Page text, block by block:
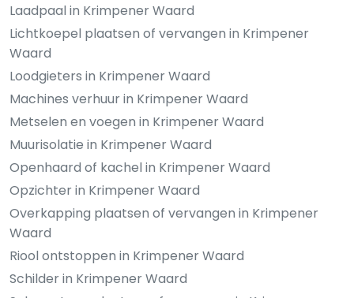
Laadpaal in Krimpener Waard
Lichtkoepel plaatsen of vervangen in Krimpener
Waard
Loodgieters in Krimpener Waard
Machines verhuur in Krimpener Waard
Metselen en voegen in Krimpener Waard
Muurisolatie in Krimpener Waard
Openhaard of kachel in Krimpener Waard
Opzichter in Krimpener Waard
Overkapping plaatsen of vervangen in Krimpener
Waard
Riool ontstoppen in Krimpener Waard
Schilder in Krimpener Waard